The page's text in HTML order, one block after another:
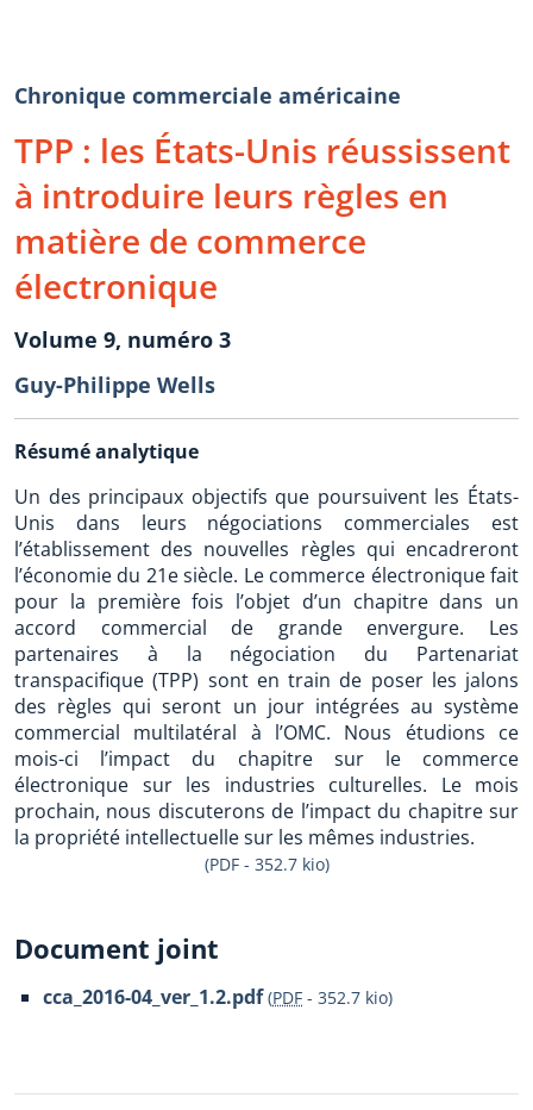
Chronique commerciale américaine
TPP : les États-Unis réussissent
à introduire leurs règles en
matière de commerce
électronique
Volume 9, numéro 3
Guy-Philippe Wells
Résumé analytique
Un des principaux objectifs que poursuivent les États-
Unis dans leurs négociations commerciales est
l’établissement des nouvelles règles qui encadreront
l’économie du 21e siècle. Le commerce électronique fait
pour la première fois l’objet d’un chapitre dans un
accord commercial de grande envergure. Les
partenaires à la négociation du Partenariat
transpacifique (TPP) sont en train de poser les jalons
des règles qui seront un jour intégrées au système
commercial multilatéral à l’OMC. Nous étudions ce
mois-ci l’impact du chapitre sur le commerce
électronique sur les industries culturelles. Le mois
prochain, nous discuterons de l’impact du chapitre sur
la propriété intellectuelle sur les mêmes industries.
(PDF - 352.7 kio)
Document joint
cca_2016-04_ver_1.2.pdf (PDF - 352.7 kio)